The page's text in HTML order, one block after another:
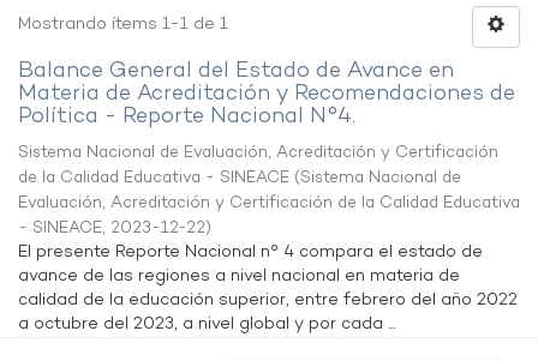
Mostrando ítems 1-1 de 1
Balance General del Estado de Avance en
Materia de Acreditación y Recomendaciones de
Política - Reporte Nacional N°4.
Sistema Nacional de Evaluación, Acreditación y Certificación
de la Calidad Educativa - SINEACE (Sistema Nacional de
Evaluación, Acreditación y Certificación de la Calidad Educativa
- SINEACE, 2023-12-22)
El presente Reporte Nacional n° 4 compara el estado de
avance de las regiones a nivel nacional en materia de
calidad de la educación superior, entre febrero del año 2022
a octubre del 2023, a nivel global y por cada ...